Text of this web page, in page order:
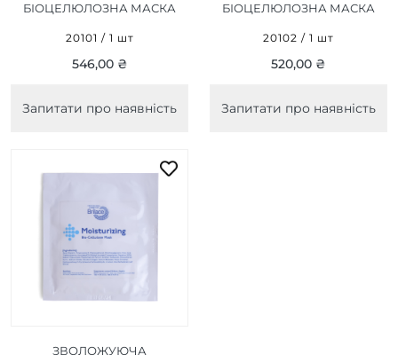
БІОЦЕЛЮЛОЗНА МАСКА
CELLULOSE MASK 1 ШТ
20101 / 1 шт
546,00 ₴
Запитати про наявність
БІОЦЕЛЮЛОЗНА МАСКА
CELLULOSE MASK 1 ШТ
20102 / 1 шт
520,00 ₴
Запитати про наявність
ЗВОЛОЖУЮЧА